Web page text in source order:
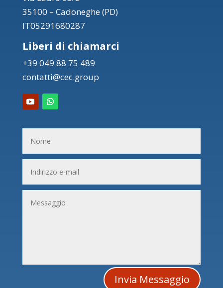
35100 – Cadoneghe (PD)
IT05291680287
Liberi di chiamarci
+39 049 88 75 489
contatti@cec.group
Invia Messaggio